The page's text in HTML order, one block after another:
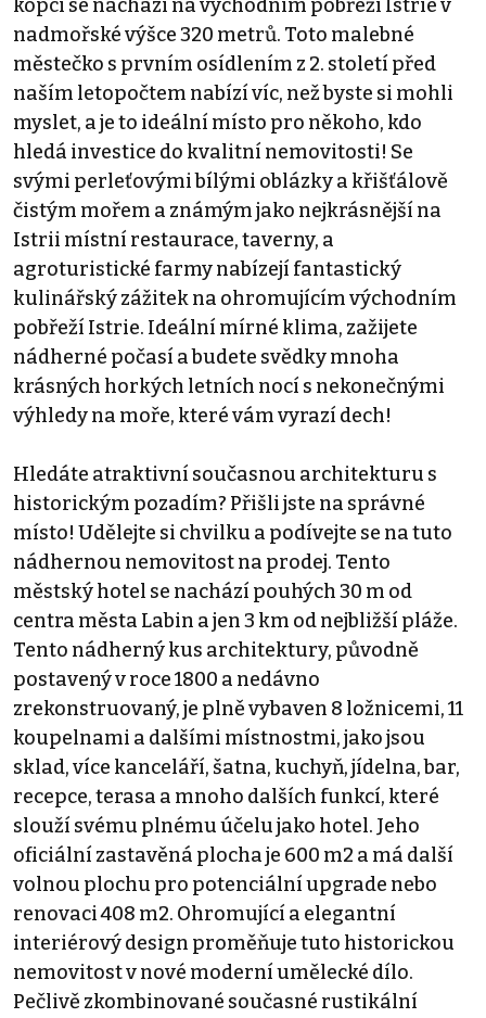
kopci se nachází na východním pobřeží Istrie v
nadmořské výšce 320 metrů. Toto malebné
městečko s prvním osídlením z 2. století před
naším letopočtem nabízí víc, než byste si mohli
myslet, a je to ideální místo pro někoho, kdo
hledá investice do kvalitní nemovitosti! Se
svými perleťovými bílými oblázky a křišťálově
čistým mořem a známým jako nejkrásnější na
Istrii místní restaurace, taverny, a
agroturistické farmy nabízejí fantastický
kulinářský zážitek na ohromujícím východním
pobřeží Istrie. Ideální mírné klima, zažijete
nádherné počasí a budete svědky mnoha
krásných horkých letních nocí s nekonečnými
výhledy na moře, které vám vyrazí dech!
Hledáte atraktivní současnou architekturu s
historickým pozadím? Přišli jste na správné
místo! Udělejte si chvilku a podívejte se na tuto
nádhernou nemovitost na prodej. Tento
městský hotel se nachází pouhých 30 m od
centra města Labin a jen 3 km od nejbližší pláže.
Tento nádherný kus architektury, původně
postavený v roce 1800 a nedávno
zrekonstruovaný, je plně vybaven 8 ložnicemi, 11
koupelnami a dalšími místnostmi, jako jsou
sklad, více kanceláří, šatna, kuchyň, jídelna, bar,
recepce, terasa a mnoho dalších funkcí, které
slouží svému plnému účelu jako hotel. Jeho
oficiální zastavěná plocha je 600 m2 a má další
volnou plochu pro potenciální upgrade nebo
renovaci 408 m2. Ohromující a elegantní
interiérový design proměňuje tuto historickou
nemovitost v nové moderní umělecké dílo.
Pečlivě zkombinované současné rustikální